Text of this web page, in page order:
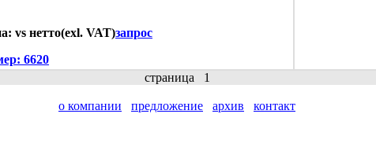
vs нетто(exl. VAT)запрос
6620
страница 1
о компании предложение архив контакт